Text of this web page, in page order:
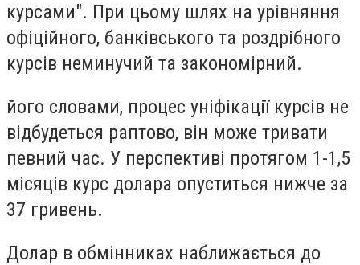
курсами". При цьому шлях на урівняння
офіційного, банківського та роздрібного
курсів неминучий та закономірний.
його словами, процес уніфікації курсів не
відбудеться раптово, він може тривати
певний час. У перспективі протягом 1-1,5
місяців курс долара опуститься нижче за
37 гривень.
Долар в обмінниках наближається до